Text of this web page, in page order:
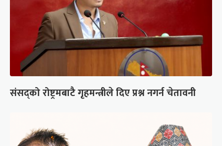
संसद्को रोष्ट्रमबाटै गृहमन्त्रीले दिए प्रश्न नगर्न चेतावनी